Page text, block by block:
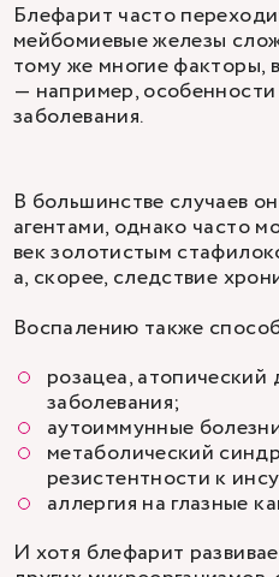
Блефарит часто
мейбомиевые железы
тому же многие факторы,
— например,
заболевания.
В большинстве случаев
агентами, однако часто
век золотистым
а, скорее, следствие
Воспалению также
розацеа,атопический
заболевания;
аутоиммунные
метаболический
резистентности к
аллергия на глазные
И хотя блефарит